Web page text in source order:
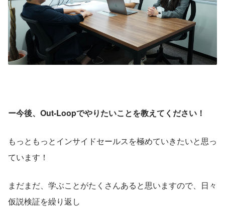
ー今後、Out-Loopでやりたいことを教えてください！
もっともっとインサイドセールスを極めていきたいと思っ
ています！
まだまだ、学ぶことがたくさんあると思いますので、日々
仮説検証を繰り返し